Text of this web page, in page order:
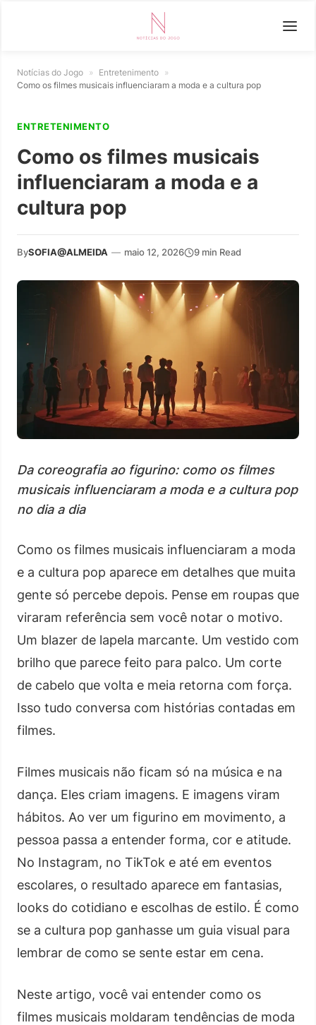
Notícias do Jogo » Entretenimento »
Como os filmes musicais influenciaram a moda e a cultura pop
ENTRETENIMENTO
Como os filmes musicais
influenciaram a moda e a
cultura pop
BySOFIA@ALMEIDA — maio 12, 2026 9 min Read
Da coreografia ao figurino: como os filmes
musicais influenciaram a moda e a cultura pop
no dia a dia
Como os filmes musicais influenciaram a moda
e a cultura pop aparece em detalhes que muita
gente só percebe depois. Pense em roupas que
viraram referência sem você notar o motivo.
Um blazer de lapela marcante. Um vestido com
brilho que parece feito para palco. Um corte
de cabelo que volta e meia retorna com força.
Isso tudo conversa com histórias contadas em
filmes.
Filmes musicais não ficam só na música e na
dança. Eles criam imagens. E imagens viram
hábitos. Ao ver um figurino em movimento, a
pessoa passa a entender forma, cor e atitude.
No Instagram, no TikTok e até em eventos
escolares, o resultado aparece em fantasias,
looks do cotidiano e escolhas de estilo. É como
se a cultura pop ganhasse um guia visual para
lembrar de como se sente estar em cena.
Neste artigo, você vai entender como os
filmes musicais moldaram tendências de moda